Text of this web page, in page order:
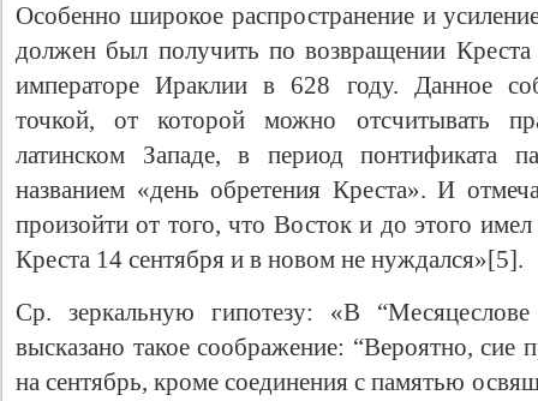
Особенно широкое распространение и
должен был получить по возвращении Креста
императоре Ираклии в 628 году. Данное
точкой, от которой можно отсчитывать
латинском Западе, в период понтификата
названием «день обретения Креста». И
произойти от того, что Восток и до этого
Креста 14 сентября и в новом не нуждался»[5].
Ср. зеркальную гипотезу: «В
высказано такое соображение: “Вероятно, сие
на сентябрь, кроме соединения с памятью